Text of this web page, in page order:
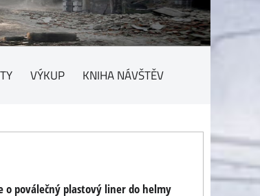
VÝKUP KNIHA NÁVŠTĚV
o poválečný plastový liner do helmy